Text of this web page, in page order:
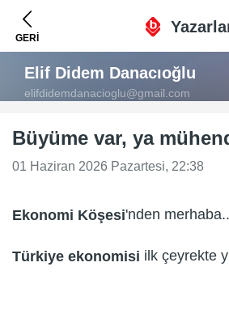
GERİ
Elif Didem Danacıoğlu
elifdidemdanacioglu@gmail.com
Büyüme var, ya
01 Haziran 2026 Pazartesi, 22:38
Ekonomi Köşesi'nden
Türkiye ekonomisi ilk çeyrekte